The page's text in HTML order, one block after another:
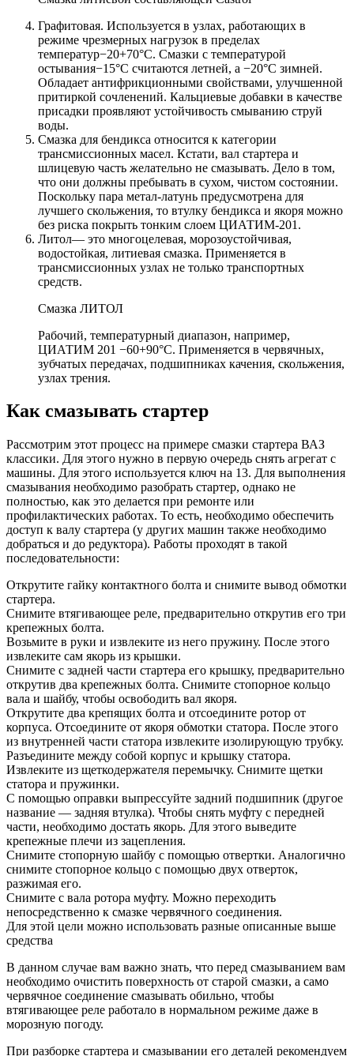
Графитовая. Используется в узлах, работающих в
режиме чрезмерных нагрузок в пределах
температур−20+70°C. Смазки с температурой
остывания−15°C считаются летней, а −20°C зимней.
Обладает антифрикционными свойствами, улучшенной
притиркой сочленений. Кальциевые добавки в качестве
присадки проявляют устойчивость смыванию струй
воды.
Смазка для бендикса относится к категории
трансмиссионных масел. Кстати, вал стартера и
шлицевую часть желательно не смазывать. Дело в том,
что они должны пребывать в сухом, чистом состоянии.
Поскольку пара метал-латунь предусмотрена для
лучшего скольжения, то втулку бендикса и якоря можно
без риска покрыть тонким слоем ЦИАТИМ-201.
Литол— это многоцелевая, морозоустойчивая,
водостойкая, литиевая смазка. Применяется в
трансмиссионных узлах не только транспортных
средств.
Смазка ЛИТОЛ
Рабочий, температурный диапазон, например,
ЦИАТИМ 201 −60+90°C. Применяется в червячных,
зубчатых передачах, подшипниках качения, скольжения,
узлах трения.
Как смазывать стартер
Рассмотрим этот процесс на примере смазки стартера ВАЗ
классики. Для этого нужно в первую очередь снять агрегат с
машины. Для этого используется ключ на 13. Для выполнения
смазывания необходимо разобрать стартер, однако не
полностью, как это делается при ремонте или
профилактических работах. То есть, необходимо обеспечить
доступ к валу стартера (у других машин также необходимо
добраться и до редуктора). Работы проходят в такой
последовательности:
Открутите гайку контактного болта и снимите вывод обмотки
стартера.
Снимите втягивающее реле, предварительно открутив его три
крепежных болта.
Возьмите в руки и извлеките из него пружину. После этого
извлеките сам якорь из крышки.
Снимите с задней части стартера его крышку, предварительно
открутив два крепежных болта. Снимите стопорное кольцо
вала и шайбу, чтобы освободить вал якоря.
Открутите два крепящих болта и отсоедините ротор от
корпуса. Отсоедините от якоря обмотки статора. После этого
из внутренней части статора извлеките изолирующую трубку.
Разъедините между собой корпус и крышку статора.
Извлеките из щеткодержателя перемычку. Снимите щетки
статора и пружинки.
С помощью оправки выпрессуйте задний подшипник (другое
название — задняя втулка). Чтобы снять муфту с передней
части, необходимо достать якорь. Для этого выведите
крепежные плечи из зацепления.
Снимите стопорную шайбу с помощью отвертки. Аналогично
снимите стопорное кольцо с помощью двух отверток,
разжимая его.
Снимите с вала ротора муфту. Можно переходить
непосредственно к смазке червячного соединения.
Для этой цели можно использовать разные описанные выше
средства
В данном случае вам важно знать, что перед смазыванием вам
необходимо очистить поверхность от старой смазки, а само
червячное соединение смазывать обильно, чтобы
втягивающее реле работало в нормальном режиме даже в
морозную погоду.
При разборке стартера и смазывании его деталей рекомендуем